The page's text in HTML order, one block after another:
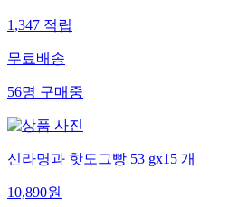
1,347적립
무료배송
56명구매중
신라명과 핫도그빵 53 gx15 개
10,890원